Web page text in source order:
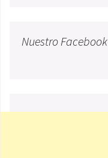
Nuestro Facebook